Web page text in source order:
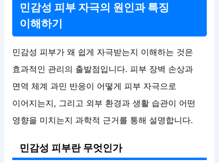
민감성 피부 자극의 원인과 특징
이해하기
민감성 피부가 왜 쉽게 자극받는지 이해하는 것은
효과적인 관리의 출발점입니다. 피부 장벽 손상과
면역 체계 과민 반응이 어떻게 피부 자극으로
이어지는지, 그리고 외부 환경과 생활 습관이 어떤
영향을 미치는지 과학적 근거를 통해 설명합니다.
민감성 피부란 무엇인가